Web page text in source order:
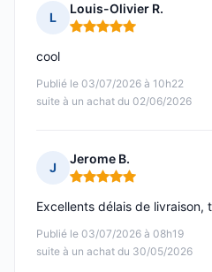
L
Louis-Olivier R.
Note : 5 sur 5
Publié le 03/07/2026 à 10h22
suite à un achat du 02/06/2026
cool
J
Jerome B.
Note : 5 sur 5
Publié le 03/07/2026 à 08h19
suite à un achat du 30/05/2026
Excellents délais de livraison,